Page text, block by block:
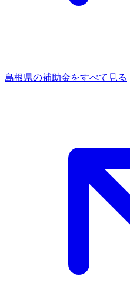
島根県の補助金をすべて見る